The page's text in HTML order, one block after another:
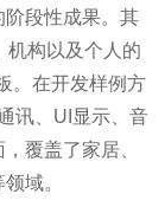
段性成果。其
机构以及个人的
。在开发样例方
讯、UI显示、音
覆盖了家居、
域。